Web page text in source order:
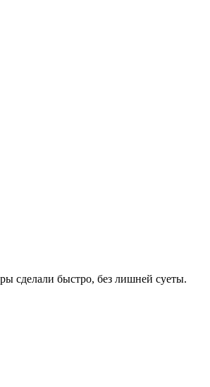
сделали быстро, без лишней суеты.